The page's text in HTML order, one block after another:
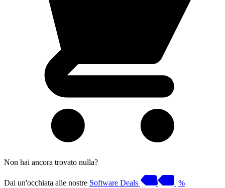
Non hai ancora trovato nulla?
Dai un'occhiata alle nostre Software Deals %